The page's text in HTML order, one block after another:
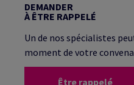
DEMANDER
À ÊTRE RAPPELÉ
Un de nos spécialistes
moment de votre
Être rappelé